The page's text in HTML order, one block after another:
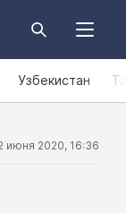
Узбекистан
июня 2020, 16:36